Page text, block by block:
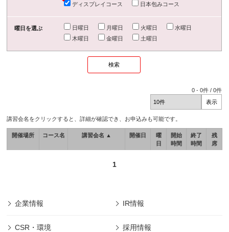
ディスプレイコース
日本包みコース
曜日を選ぶ 日曜日 月曜日 火曜日
水曜日
木曜日
金曜日 土曜日
0 -0件 /0件
講習会名をクリックすると、詳細が確認でき、お申込みも可能です。
開催場所 コース名 講習会名 ▲ 開催日
曜
日
開始
時間
終了
時間
残
席
1
企業情報 IR情報
CSR・環境 採用情報